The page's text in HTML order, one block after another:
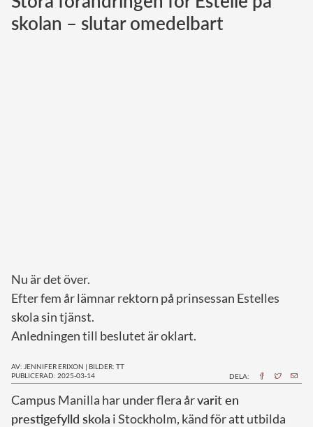
Norska kungahuset
skolan – slutar omedelbart
Nu är det över.
Efter fem år lämnar rektorn på prinsessan Estelles
skola sin tjänst.
Anledningen till beslutet är oklart.
AV: JENNIFER ERIXON | BILDER: TT
PUBLICERAD: 2025-03-14
DELA:
Campus Manilla har under flera årvarit en
prestigefylld skola i Stockholm, känd för att utbilda